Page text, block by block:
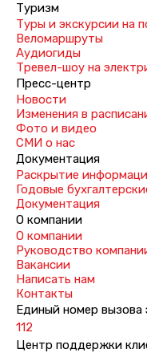
Туризм
Туры и экскурсии на
Веломаршруты
Аудиогиды
Тревел-шоу на
Пресс-центр
Новости
Изменения в
Фото и видео
СМИ о нас
Документация
Раскрытие
Годовые
Документация
О компании
О компании
Руководство
Вакансии
Написать нам
Контакты
Единый номер вызова
112
Центр поддержки